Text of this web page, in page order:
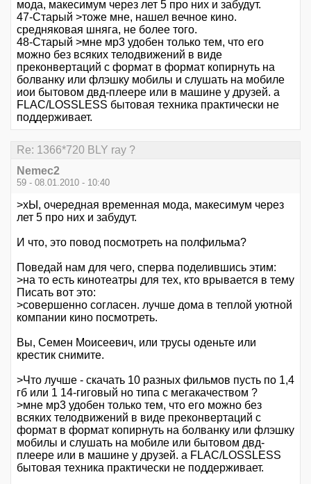
мода, макесимум через лет 5 про них и забудут.
47-Старый >тоже мне, нашел вечное кино.
средняковая шняга, не более того.
48-Старый >мне мр3 удобен только тем, что его
можно без всяких телодвижений в виде
преконвертаций с формат в формат копирнуть на
болванку или флэшку мобилы и слушать на мобиле
иои бытовом двд-плеере или в машине у друзей. а
FLAC/LOSSLESS бытовая техника практически не
поддерживает.
Re: 1366*720 BLY ray ?
Nemec2
59 - 08.01.2010 - 10:40
>хЫ, очередная временная мода, макесимум через
лет 5 про них и забудут.
И что, это повод посмотреть на полфильма?
Поведай нам для чего, сперва поделившись этим:
>на то есть кинотеатры для тех, кто врывается в тему
Писать вот это:
>совершенно согласен. лучше дома в теплой уютной
компании кино посмотреть.
Вы, Семен Моисеевич, или трусы оденьте или
крестик снимите.
>Что лучше - скачать 10 разных фильмов пусть по 1,4
гб или 1 14-гиговый но типа с мегакачеством ?
>мне мр3 удобен только тем, что его можно без
всяких телодвижений в виде преконвертаций с
формат в формат копирнуть на болванку или флэшку
мобилы и слушать на мобиле или бытовом двд-
плеере или в машине у друзей. а FLAC/LOSSLESS
бытовая техника практически не поддерживает.